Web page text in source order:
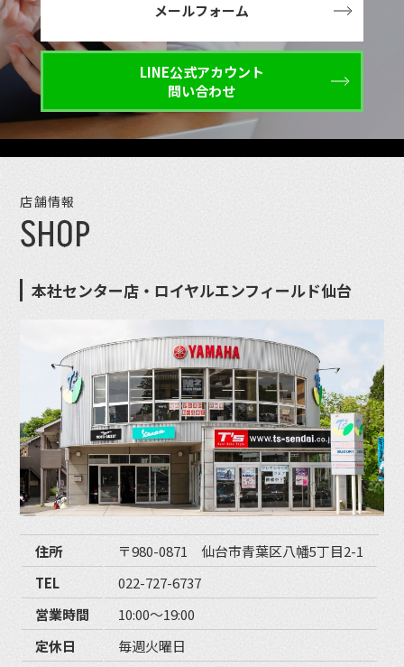
メールフォーム
LINE公式アカウント
問い合わせ
店舗情報
SHOP
本社センター店・ロイヤルエンフィールド仙台
住所
〒980-0871 仙台市青葉区八幡5丁目2-1
TEL
022-727-6737
営業時間
10:00〜19:00
定休日
毎週火曜日